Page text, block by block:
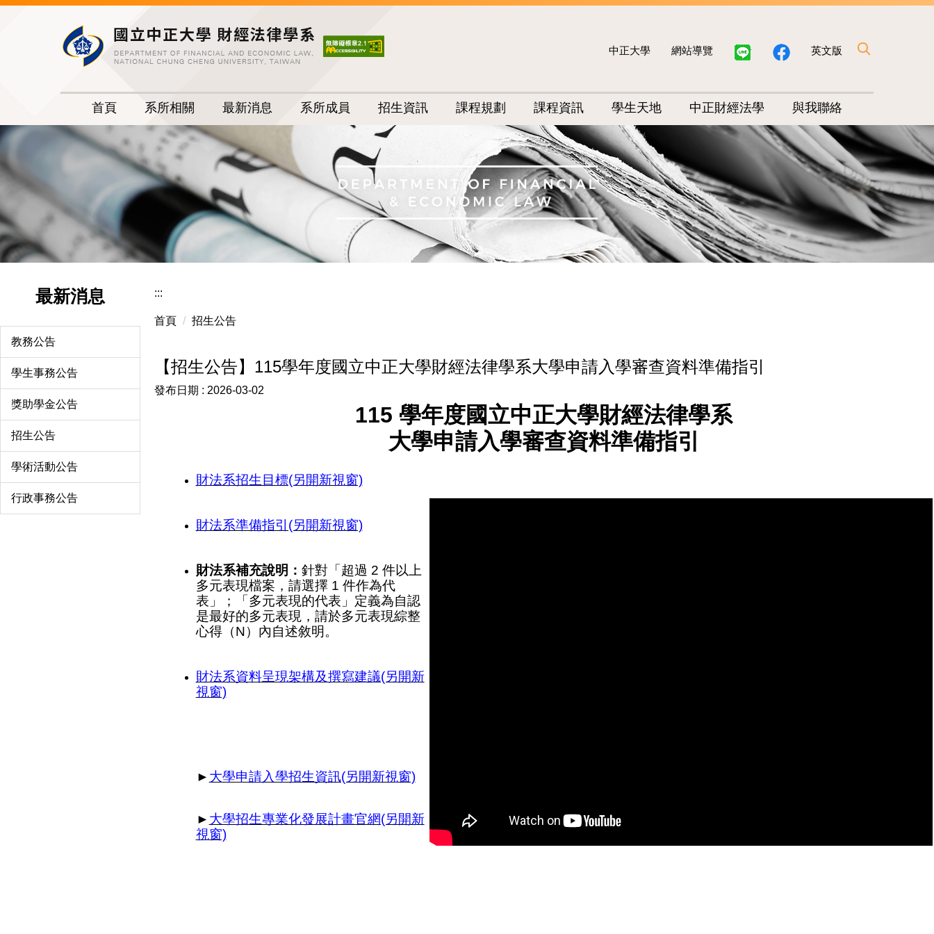
中正大學 網站導覽 英文版
首頁 系所相關 最新消息 系所成員 招生資訊 課程規劃 課程資訊 學生天地 中正財經法學 與我聯絡
最新消息
教務公告
學生事務公告
獎助學金公告
招生公告
學術活動公告
行政事務公告
:::
首頁 招生公告
【招生公告】115學年度國立中正大學財經法律學系大學申請入學審查資料準備指引
發布日期 : 2026-03-02
115 學年度國立中正大學財經法律學系
大學申請入學審查資料準備指引
財法系招生目標(另開新視窗)
財法系準備指引(另開新視窗)
財法系補充說明： 針對「超過 2 件以上
多元表現檔案，請選擇 1 件作為代
表」；「多元表現的代表」定義為自認
是最好的多元表現，請於多元表現綜整
心得（N）內自述敘明。
財法系資料呈現架構及撰寫建議(另開新
視窗)
► 大學申請入學招生資訊(另開新視窗)
► 大學招生專業化發展計畫官網(另開新
視窗)